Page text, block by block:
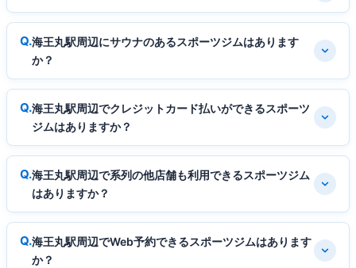
海王丸駅周辺にサウナのあるスポーツジムはあります
か？
海王丸駅周辺でクレジットカード払いができるスポーツ
ジムはありますか？
海王丸駅周辺で系列の他店舗も利用できるスポーツジム
はありますか？
海王丸駅周辺でWeb予約できるスポーツジムはあります
か？